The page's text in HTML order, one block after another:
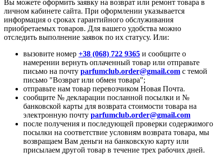
Вы можете оформить заявку на возврат или ремонт товара в
личном кабинете сайта. При оформлении указывается
информация о сроках гарантийного обслуживания
приобретаемых товаров. Для вашего удобства можно
отследить выполнение заявок по их статусу. Или:
вызовите номер +38 (068) 722 9365 и сообщите о
намерении вернуть оплаченный товар или отправьте
письмо на почту parfumclub.order@gmail.com с темой
письмо "Возврат или обмен товара";
отправьте нам товар перевозчиком Новая Почта.
сообщите № декларации посланной посылки и №
банковской карты для возврата стоимости товара на
электронную почту parfumclub.order@gmail.com
после получения и последующей проверки содержимого
посылки на соответствие условиям возврата товара, мы
возвращаем Вам деньги на банковскую карту или
присылаем другой товар в течение трех рабочих дней.